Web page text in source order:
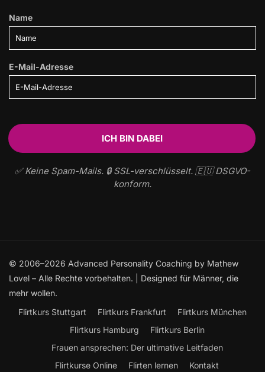
Name
E-Mail-Adresse
✅ Keine Spam-Mails. 🔒 SSL-verschlüsselt. 🇪🇺 DSGVO-
konform.
© 2006–2026 Advanced Personality Coaching by Mathew
Lovel – Alle Rechte vorbehalten. | Designed für Männer, die
mehr wollen.
Flirtkurs Stuttgart
Flirtkurs Frankfurt
Flirtkurs München
Flirtkurs Hamburg
Flirtkurs Berlin
Frauen ansprechen: Der ultimative Leitfaden
Flirtkurse Online
Flirten lernen Kontakt